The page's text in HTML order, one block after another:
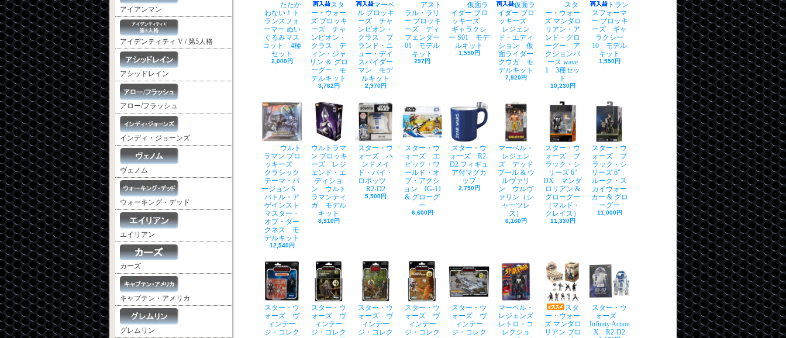
アイアンマン
アイデンティティ V / 第5人格
アシッドレイン
アロー/フラッシュ
インディ・ジョーンズ
ヴェノム
ウォーキング・デッド
エイリアン
カーズ
キャプテン・アメリカ
グレムリン
たたか
わない！ト
ランスフォ
ーマー ぬい
ぐるみマス
コット 4種
セット
2,000円
スタ
ー・ウォー
ズ ブロッキ
ーズ チャ
ンピオン・
クラス デ
ィン・ジャ
リン ＆ グロ
ーグー モ
デルキット
3,762円
マーベ
ル ブロッキ
ーズ チャ
ンピオン・
クラス ブ
ランド・ニ
ュー・デイ
スパイダー
マン モデ
ルキット
2,970円
アスト
ラル・ラリ
ー ブロッキ
ーズ ディ
フェンダー
01 モデル
キット
297円
仮面ラ
イダー ブロ
ッキーズ
ギャラクシ
ー S01 モデ
ルキット
1,550円
仮面ラ
イダー ブロ
ッキーズ
レジェン
ド・エディ
ション 仮
面ライダー
クウガ モ
デルキット
7,920円
スタ
ー・ウォー
ズ マンダロ
リアン・ア
ンド・グロ
ーグー ア
クションバ
ース wave
1 3種セッ
ト
10,230円
トラン
スフォーマ
ー ブロッキ
ーズ ギャ
ラクシー
10 モデル
キット
1,550円
ウルト
ラマン ブロ
ッキーズ
クラシック
テーマ・バ
ージョン S
バトル・ア
ゲインスト
マスター・
オブ・ダー
クネス モ
デルキット
12,540円
ウルトラマ
ン ブロッキ
ーズ レジ
ェンド・エ
ディショ
ン ウルト
ラマンティ
ガ モデル
キット
8,910円
スター・ウ
ォーズ ハ
ンドメイ
ド・バイ・
ロボッツ
R2-D2
5,500円
スター・ウ
ォーズ エ
ピック・ワ
ールド・オ
ブ・アクシ
ョン IG-11
& グローグ
ー
6,600円
スター・ウ
ォーズ R2-
D2 フィギュ
ア付マグカ
ップ
2,750円
マーベル・
レジェン
ズ デッド
プール & ウ
ルヴァリ
ン ウルヴ
ァリン（シ
ャーツレ
ス）
6,160円
スター・ウ
ォーズ ブ
ラック・シ
リーズ 6"
DX マンダ
ロリアン &
グローグー
（マルド・
クレイス）
11,330円
スター・ウ
ォーズ ブ
ラック・シ
リーズ 6"
ルーク・ス
カイウォー
カー & グロ
ーグー
11,000円
スター・ウ
ォーズ ヴ
ィンテー
ジ・コレク
スター・ウ
ォーズ ヴ
ィンテー
ジ・コレク
スター・ウ
ォーズ ヴ
ィンテー
ジ・コレク
スター・ウ
ォーズ ヴ
ィンテー
ジ・コレク
スター・ウ
ォーズ ヴ
ィンテー
ジ・コレク
マーベル・
レジェンズ
レトロ・コ
レクショ
スタ
ー・ウォー
ズ マンダロ
リアン ブロ
スター・ウ
ォーズ
Infinity Action
X R2-D2